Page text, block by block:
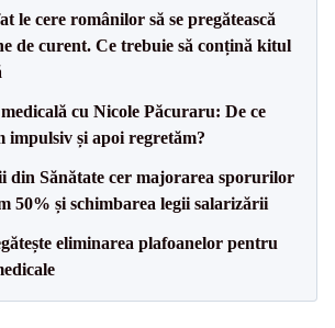
le cere românilor să se pregătească
de curent. Ce trebuie să conțină kitul
cu Nicole Păcuraru: De ce
impulsiv și apoi regretăm?
din Sănătate cer majorarea sporurilor
50% și schimbarea legii salarizării
eliminarea plafoanelor pentru